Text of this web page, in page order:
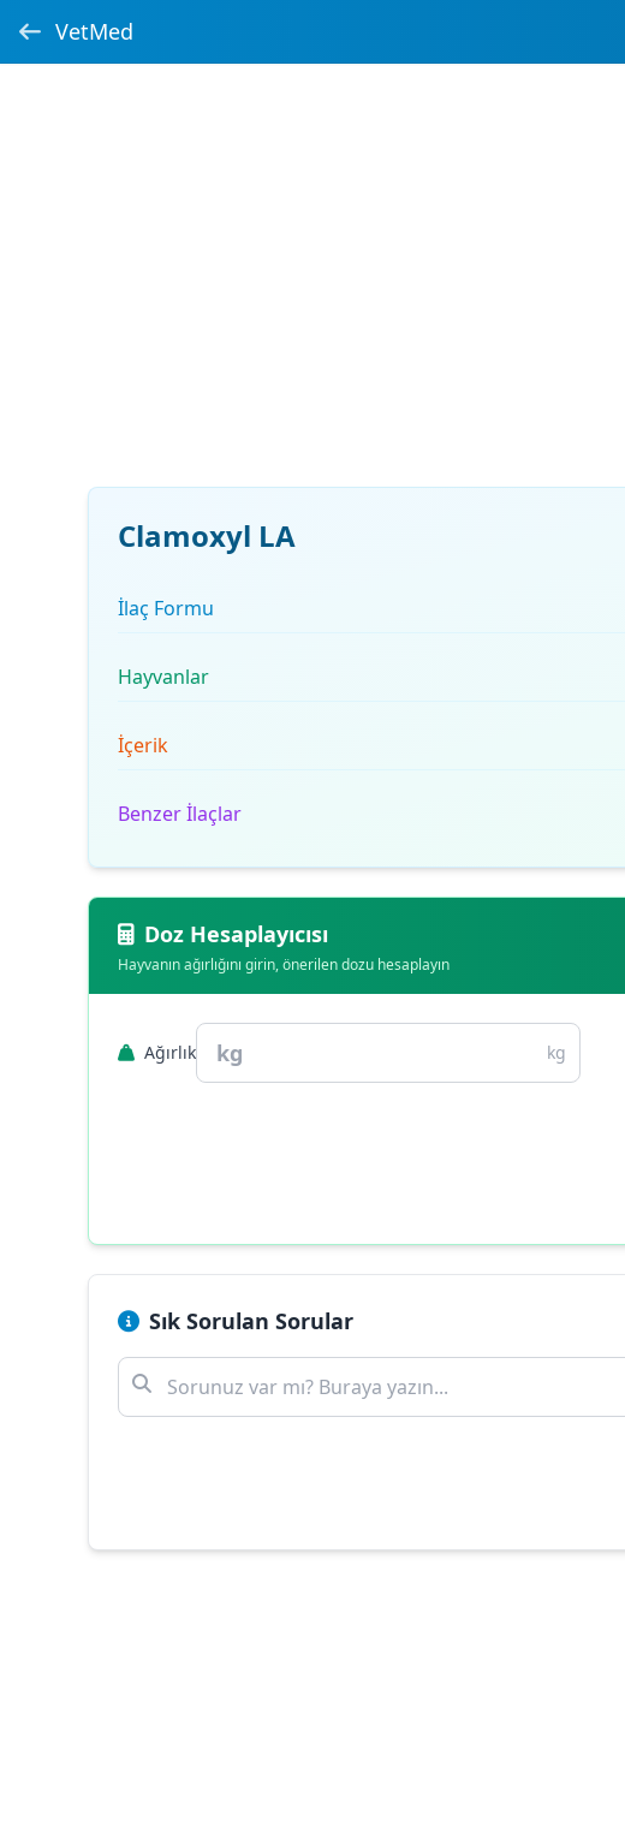
VetMed
Clamoxyl LA
İlaç Formu
Hayvanlar
İçerik
Benzer İlaçlar
Doz Hesaplayıcısı
Hayvanın ağırlığını girin, önerilen dozu hesaplayın
Ağırlık kg
Sık Sorulan Sorular